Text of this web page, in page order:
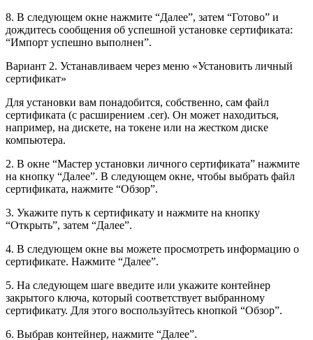
8. В следующем окне нажмите “Далее”, затем “Готово” и
дождитесь сообщения об успешной установке сертификата:
“Импорт успешно выполнен”.
Вариант 2. Устанавливаем через меню «Установить личный
сертификат»
Для установки вам понадобится, собственно, сам файл
сертификата (с расширением .cer). Он может находиться,
например, на дискете, на токене или на жестком диске
компьютера.
2. В окне “Мастер установки личного сертификата” нажмите
на кнопку “Далее”. В следующем окне, чтобы выбрать файл
сертификата, нажмите “Обзор”.
3. Укажите путь к сертификату и нажмите на кнопку
“Открыть”, затем “Далее”.
4. В следующем окне вы можете просмотреть информацию о
сертификате. Нажмите “Далее”.
5. На следующем шаге введите или укажите контейнер
закрытого ключа, который соответствует выбранному
сертификату. Для этого воспользуйтесь кнопкой “Обзор”.
6. Выбрав контейнер, нажмите “Далее”.